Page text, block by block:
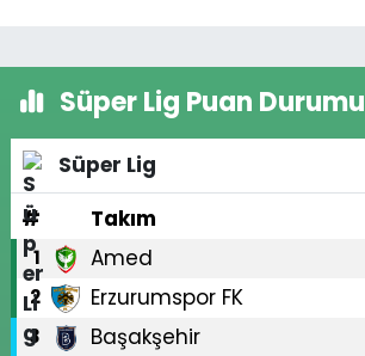
Süper Lig Puan Durumu
Süper Lig
#
Takım
1 Amed
2 Erzurumspor FK
3 Başakşehir